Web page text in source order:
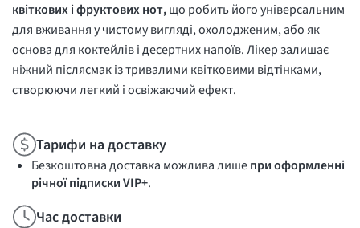
квіткових і фруктових нот,що робить його універсальним
для вживання у чистому вигляді, охолодженим, або як
основа для коктейлів і десертних напоїв. Лікер залишає
ніжний післясмак із тривалими квітковими відтінками,
створюючи легкий і освіжаючий ефект.
Тарифи на доставку
Безкоштовна доставка можлива лишепри оформленні
річної підписки VIP+.
Час доставки